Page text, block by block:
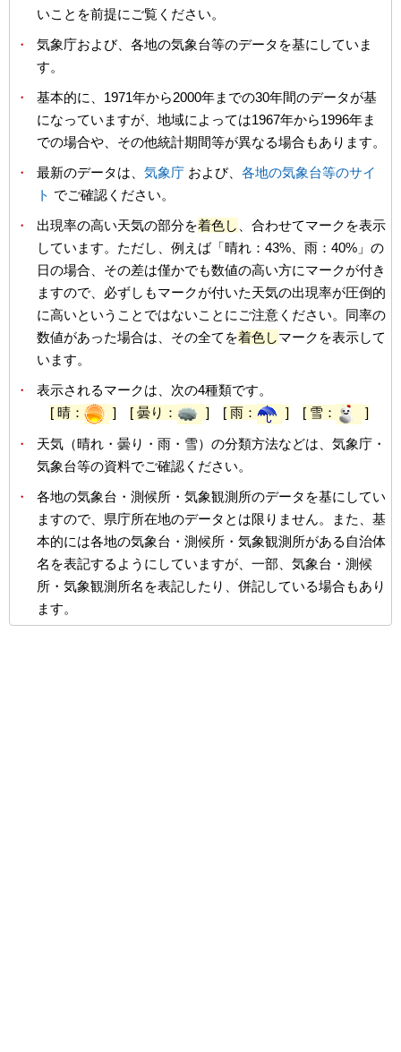
いことを前提にご覧ください。
・
気象庁および、各地の気象台等のデータを基にしていま
す。
・
基本的に、1971年から2000年までの30年間のデータが基
になっていますが、地域によっては1967年から1996年ま
での場合や、その他統計期間等が異なる場合もあります。
・
最新のデータは、 気象庁 および、 各地の気象台等のサイ
ト でご確認ください。
・
出現率の高い天気の部分を着色し
、合わせてマークを表示
しています。ただし、例えば「晴れ：43%、雨：40%」の
日の場合、その差は僅かでも数値の高い方にマークが付き
ますので、必ずしもマークが付いた天気の出現率が圧倒的
に高いということではないことにご注意ください。同率の
数値があった場合は、その全てを着色しマークを表示して
います。
・
表示されるマークは、次の4種類です。
[ 晴：
] [ 曇り： ] [ 雨： ] [ 雪： ]
・
天気（晴れ・曇り・雨・雪）の分類方法などは、気象庁・
気象台等の資料でご確認ください。
・
各地の気象台・測候所・気象観測所のデータを基にしてい
ますので、県庁所在地のデータとは限りません。また、基
本的には各地の気象台・測候所・気象観測所がある自治体
名を表記するようにしていますが、一部、気象台・測候
所・気象観測所名を表記したり、併記している場合もあり
ます。